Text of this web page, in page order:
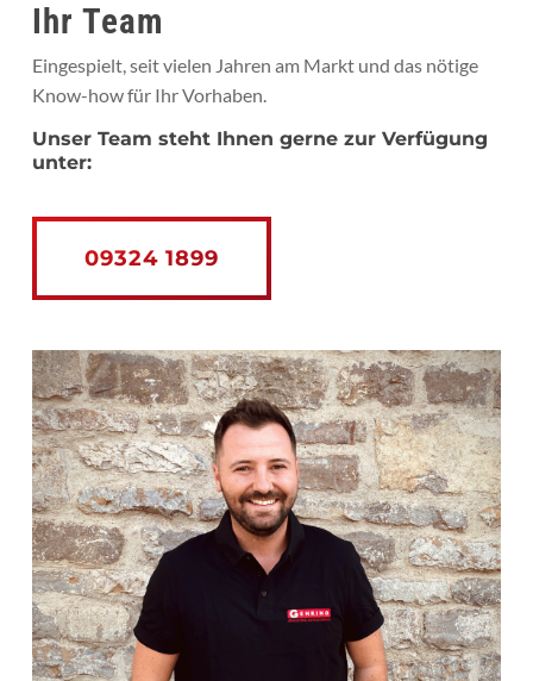
Ihr Team
Eingespielt, seit vielen Jahren am Markt und das nötige
Know-how für Ihr Vorhaben.
Unser Team steht Ihnen gerne zur Verfügung
unter:
09324 1899